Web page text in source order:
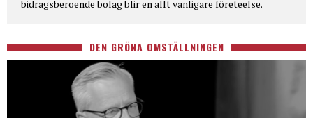
bidragsberoende bolag blir en allt vanligare företeelse.
DEN GRÖNA OMSTÄLLNINGEN